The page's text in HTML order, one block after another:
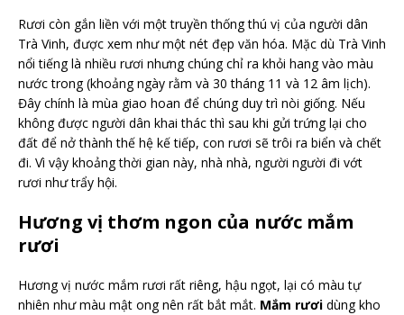
Rươi còn gắn liền với một truyền thống thú vị của người dân
Trà Vinh, được xem như một nét đẹp văn hóa. Mặc dù Trà Vinh
nổi tiếng là nhiều rươi nhưng chúng chỉ ra khỏi hang vào màu
nước trong (khoảng ngày rằm và 30 tháng 11 và 12 âm lịch).
Đây chính là mùa giao hoan để chúng duy trì nòi giống. Nếu
không được người dân khai thác thì sau khi gửi trứng lại cho
đất để nở thành thế hệ kế tiếp, con rươi sẽ trôi ra biển và chết
đi. Vì vậy khoảng thời gian này, nhà nhà, người người đi vớt
rươi như trẩy hội.
Hương vị thơm ngon của nước mắm
rươi
Hương vị nước mắm rươi rất riêng, hậu ngọt, lại có màu tự
nhiên như màu mật ong nên rất bắt mắt. Mắm rươi dùng kho